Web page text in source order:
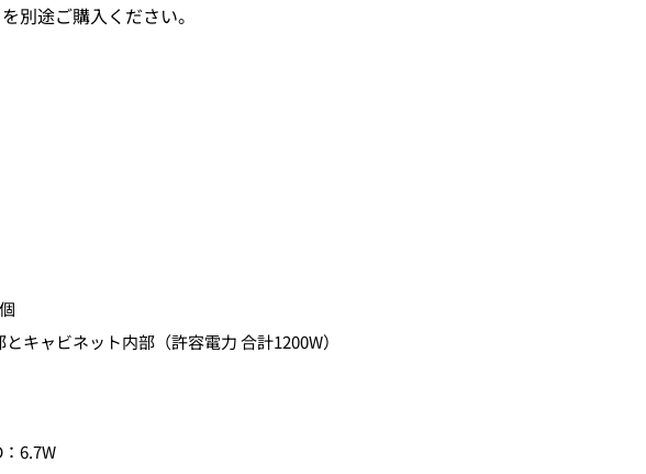
別途ご購入ください。
キャビネット内部（許容電力 合計1200W）
：6.7W